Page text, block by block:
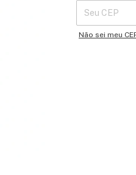
Não sei meu